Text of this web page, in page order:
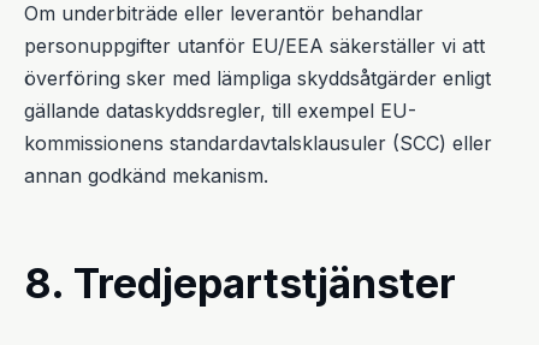
Om underbiträde eller leverantör behandlar
personuppgifter utanför EU/EEA säkerställer vi att
överföring sker med lämpliga skyddsåtgärder enligt
gällande dataskyddsregler, till exempel EU-
kommissionens standardavtalsklausuler (SCC) eller
annan godkänd mekanism.
8. Tredjepartstjänster